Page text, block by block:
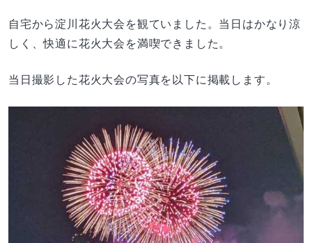
自宅から淀川花火大会を観ていました。当日はかなり涼
しく、快適に花火大会を満喫できました。
当日撮影した花火大会の写真を以下に掲載します。